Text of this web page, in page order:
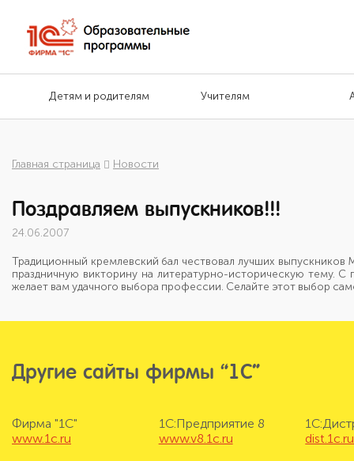
Детям и родителям Учителям
Главная страница Новости
Поздравляем выпускников!!!
24.06.2007
Традиционный кремлевский бал чествовал лучших
праздничную викторину на литературно-историческую тему.
желает вам удачного выбора профессии. Cелайте этот выбор
Другие сайты фирмы “1С”
Фирма "1С"
www.1c.ru
1С:Предприятие 8
www.v8.1c.ru
dist.1c.ru